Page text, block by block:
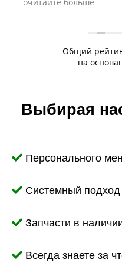
Общий
на
Выбирая
Персонального
Системный подход
Запчасти в
Всегда знаете за